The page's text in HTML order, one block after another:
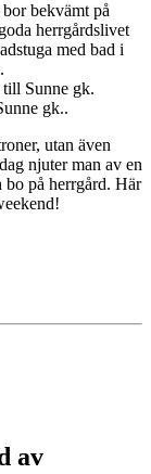
bekvämt på
herrgårdslivet
med bad i
Sunne gk.
gk..
utan även
njuter man av en
på herrgård. Här
av